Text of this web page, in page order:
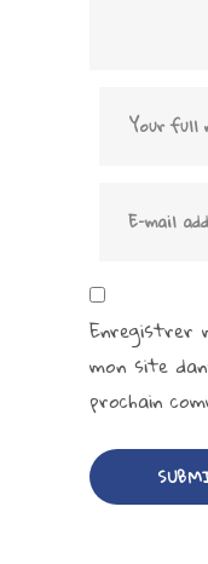
Enregistrer
mon site
prochain